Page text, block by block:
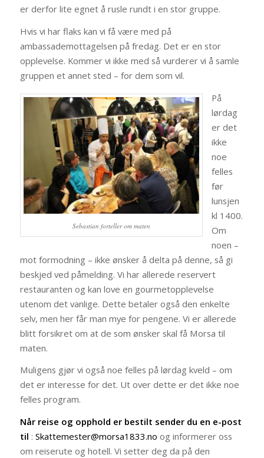
er derfor lite egnet å rusle rundt i en stor gruppe.
Hvis vi har flaks kan vi få være med på
ambassademottagelsen på fredag. Det er en stor
opplevelse. Kommer vi ikke med så vurderer vi å samle
gruppen et annet sted – for dem som vil.
Sebastian forteller om maten
På
lørdag
er det
ikke
noe
felles
før
lunsjen
kl 1400.
Om
noen –
mot formodning – ikke ønsker å delta på denne, så gi
beskjed ved påmelding. Vi har allerede reservert
restauranten og kan love en gourmetopplevelse
utenom det vanlige. Dette betaler også den enkelte
selv, men her får man mye for pengene. Vi er allerede
blitt forsikret om at de som ønsker skal få Morsa til
maten.
Muligens gjør vi også noe felles på lørdag kveld – om
det er interesse for det. Ut over dette er det ikke noe
felles program.
Når reise og opphold er bestilt sender du en e-post
til : Skattemester@morsa1833.no og informerer oss
om reiserute og hotell. Vi setter deg da på den